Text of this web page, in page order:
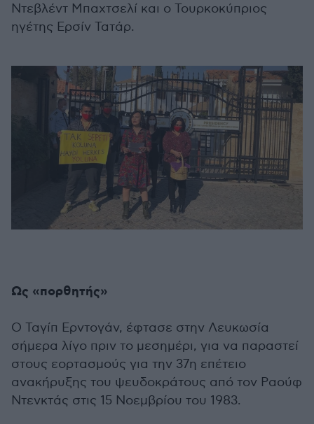
Ντεβλέντ Μπαχτσελί και ο Τουρκοκύπριος
ηγέτης Ερσίν Τατάρ.
Ως «πορθητής»
Ο Ταγίπ Ερντογάν, έφτασε στην Λευκωσία
σήμερα λίγο πριν το μεσημέρι, για να παραστεί
στους εορτασμούς για την 37η επέτειο
ανακήρυξης του ψευδοκράτους από τον Ραούφ
Ντενκτάς στις 15 Νοεμβρίου του 1983.